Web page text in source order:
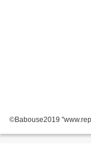
©Babouse2019